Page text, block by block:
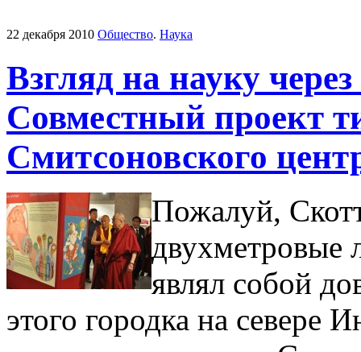
22 декабря 2010 Общество. Наука
Взгляд на науку
Совместный проект
Смитсоновского
Пожалуй,
двухметровые
являл собой
этого городка на